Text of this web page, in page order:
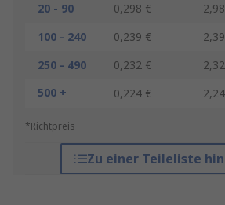
20 - 90
0,298 €
100 - 240
0,239 €
250 - 490
0,232 €
500 +
0,224 €
*Richtpreis
Zu einer Teileliste